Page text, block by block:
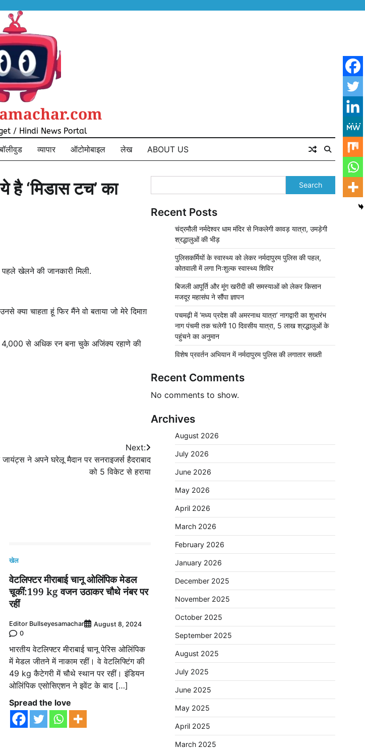
/ Hindi News Portal
बॉलीवुड व्यापार ऑटोमोबाइल लेख ABOUT US
है ‘मिडास टच’ का
खेलने की जानकारी मिली.
क्या चाहता हूं फिर मैंने वो बताया जो मेरे दिमाग़
से अधिक रन बना चुके अजिंक्य रहाणे की
Next:
ने अपने घरेलू मैदान पर सनराइजर्स हैदराबाद
को 5 विकेट से हराया
खेल
वेटलिफ्टर मीराबाई चानू ओलिंपिक मेडल
चूकीं:199 kg वजन उठाकर चौथे नंबर पर
रहीं
Editor Bullseyesamachar
August 8, 2024
0
भारतीय वेटलिफ्टर मीराबाई चानू पेरिस ओलिंपिक
में मेडल जीतने में नाकाम रहीं। वे वेटलिफ्टिंग की
49 kg कैटेगरी में चौथे स्थान पर रहीं। इंडियन
ओलिंपिक एसोसिएशन ने इवेंट के बाद […]
Spread the love
Search
Recent Posts
चंद्रमौली नर्मदेश्वर धाम मंदिर से निकलेगी कावड़ यात्रा, उमड़ेगी
श्रद्धालुओं की भीड़
पुलिसकर्मियों के स्वास्थ्य को लेकर नर्मदापुरम पुलिस की पहल,
कोतवाली में लगा निःशुल्क स्वास्थ्य शिविर
बिजली आपूर्ति और मूंग खरीदी की समस्याओं को लेकर किसान
मजदूर महासंघ ने सौंपा ज्ञापन
पचमढ़ी में ‘मध्य प्रदेश की अमरनाथ यात्रा’ नागद्वारी का शुभारंभ
नाग पंचमी तक चलेगी 10 दिवसीय यात्रा, 5 लाख श्रद्धालुओं के
पहुंचने का अनुमान
विशेष प्रवर्तन अभियान में नर्मदापुरम पुलिस की लगातार सख्ती
Recent Comments
No comments to show.
Archives
August 2026
July 2026
June 2026
May 2026
April 2026
March 2026
February 2026
January 2026
December 2025
November 2025
October 2025
September 2025
August 2025
July 2025
June 2025
May 2025
April 2025
March 2025